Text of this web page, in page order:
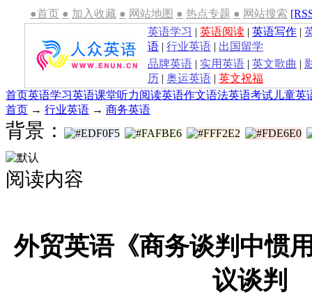
●首页 ● 加入收藏 ● 网站地图 ● 热点专题 ● 网站搜索
英语学习 | 英语阅读 | 英语写作 |
语 | 行业英语 | 出国留学
品牌英语 | 实用英语 | 英文歌曲 |
历 | 奥运英语 | 英文祝福
首页英语学习英语课堂听力阅读英语作文语法英语考试 儿童英
首页 → 行业英语 → 商务英语
背景：
阅读内容
外贸英语《商务谈判中惯
议谈判